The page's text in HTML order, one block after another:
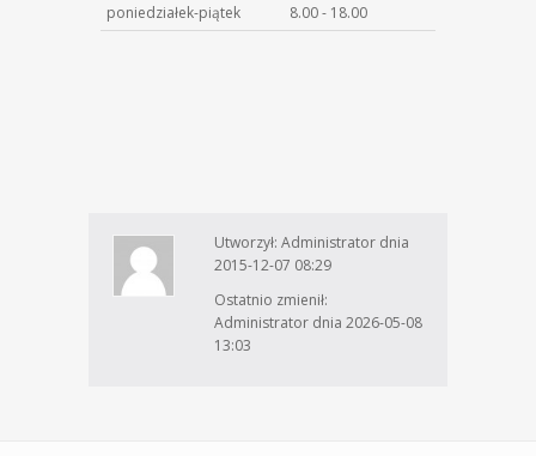
poniedziałek-piątek
8.00 - 18.00
Utworzył: Administrator dnia
2015-12-07 08:29
Ostatnio zmienił:
Administrator dnia 2026-05-08
13:03